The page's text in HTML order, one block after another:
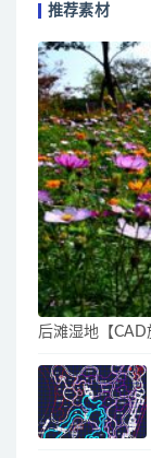
推荐素材
后滩湿地【CAD